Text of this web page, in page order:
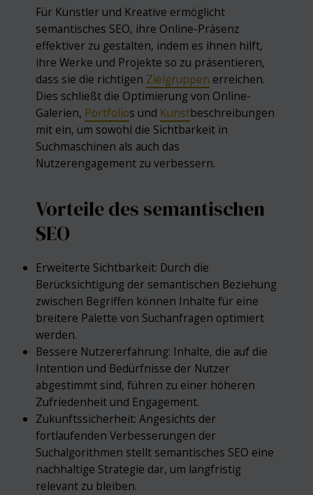
Für Künstler und Kreative ermöglicht
semantisches SEO, ihre Online-Präsenz
effektiver zu gestalten, indem es ihnen hilft,
ihre Werke und Projekte so zu präsentieren,
dass sie die richtigen Zielgruppen erreichen.
Dies schließt die Optimierung von Online-
Galerien, Portfolios und Kunstbeschreibungen
mit ein, um sowohl die Sichtbarkeit in
Suchmaschinen als auch das
Nutzerengagement zu verbessern.
Vorteile des semantischen
SEO
Erweiterte Sichtbarkeit: Durch die
Berücksichtigung der semantischen Beziehung
zwischen Begriffen können Inhalte für eine
breitere Palette von Suchanfragen optimiert
werden.
Bessere Nutzererfahrung: Inhalte, die auf die
Intention und Bedürfnisse der Nutzer
abgestimmt sind, führen zu einer höheren
Zufriedenheit und Engagement.
Zukunftssicherheit: Angesichts der
fortlaufenden Verbesserungen der
Suchalgorithmen stellt semantisches SEO eine
nachhaltige Strategie dar, um langfristig
relevant zu bleiben.